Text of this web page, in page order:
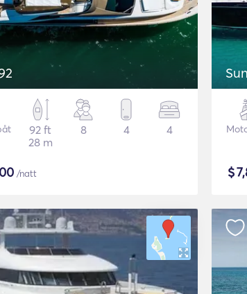
92 ft
28 m
8 4 4
/natt $